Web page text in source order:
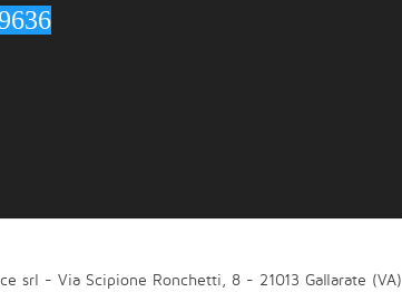
srl - Via Scipione Ronchetti, 8 - 21013 Gallarate (VA)